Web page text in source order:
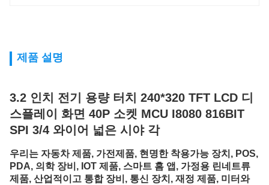
제품 설명
3.2 인치 전기 용량 터치 240*320 TFT LCD 디
스플레이 화면 40P 소켓 MCU I8080 816BIT
SPI 3/4 와이어 넓은 시야 각
우리는 자동차 제품, 가전제품, 현명한 착용가능 장치, POS,
PDA, 의학 장비, IOT 제품, 스마트 홈 앱, 가정용 린네트류
제품, 산업적이고 통합 장비, 통신 장치, 재정 제품, 미터와